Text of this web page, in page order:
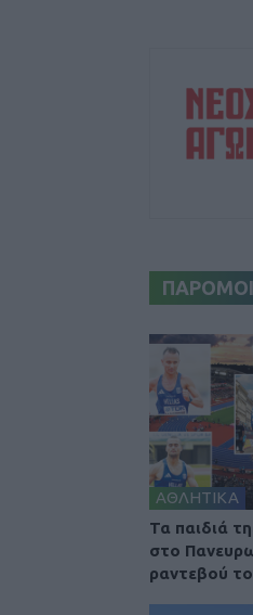
ΑΘΛΗΤΙΚΑ
Τα παιδιά
στο
ραντεβού